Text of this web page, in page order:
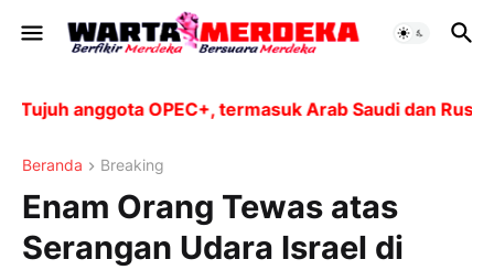
anggota OPEC+, termasuk Arab Saudi dan Rusia,
Beranda Breaking
Enam Orang Tewas atas
Serangan Udara Israel di